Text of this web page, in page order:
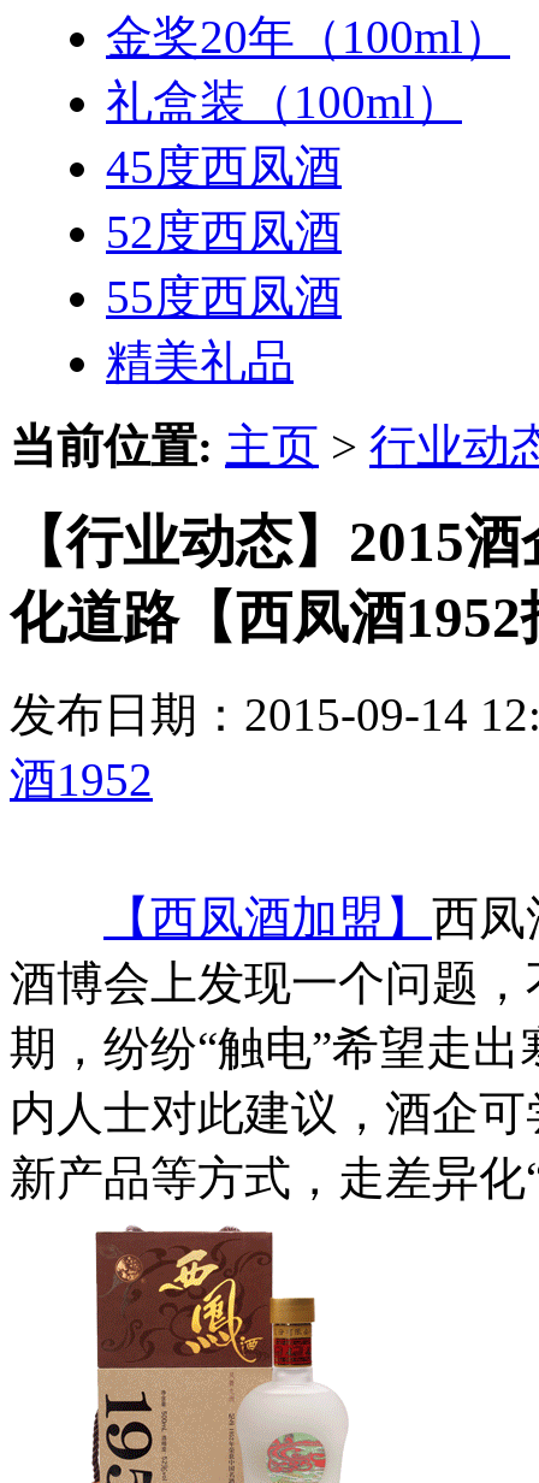
金奖20年（100ml）
礼盒装（100ml）
45度西凤酒
52度西凤酒
55度西凤酒
精美礼品
当前位置: 主页 > 行业动
【行业动态】2015
化道路【西凤酒1952
发布日期：2015-09-14
酒1952
【西凤酒加盟】 西凤
酒博会上发现一个问题
期，纷纷“触电”希望走
内人士对此建议，酒企
新产品等方式，走差异化